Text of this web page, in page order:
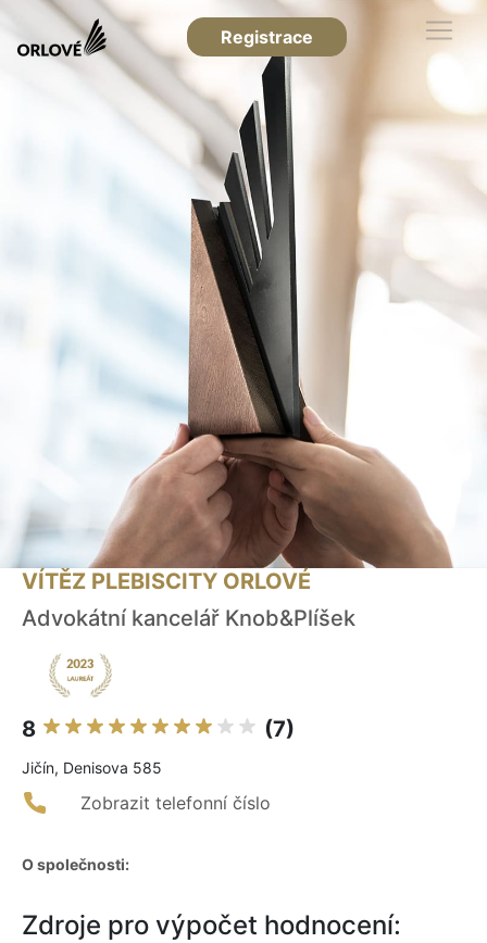
Registrace
VÍTĚZ PLEBISCITY ORLOVÉ
Advokátní kancelář Knob&Plíšek
8 (7)
Jičín, Denisova 585
Zobrazit telefonní číslo
O společnosti:
Zdroje pro výpočet hodnocení: